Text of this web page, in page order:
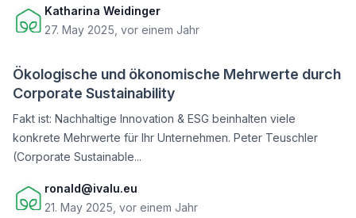
Katharina Weidinger
27. May 2025, vor einem Jahr
Ökologische und ökonomische Mehrwerte durch
Corporate Sustainability
Fakt ist: Nachhaltige Innovation & ESG beinhalten viele
konkrete Mehrwerte für Ihr Unternehmen. Peter Teuschler
(Corporate Sustainable...
ronald@ivalu.eu
21. May 2025, vor einem Jahr